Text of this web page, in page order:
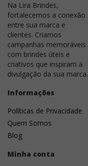
Na Lira Brindes,
fortalecemos a conexão
entre sua marca e
clientes. Criamos
campanhas memoráveis
com brindes úteis e
criativos que inspiram a
divulgação da sua marca.
Informações
Políticas de Privacidade
Quem Somos
Blog
Minha conta